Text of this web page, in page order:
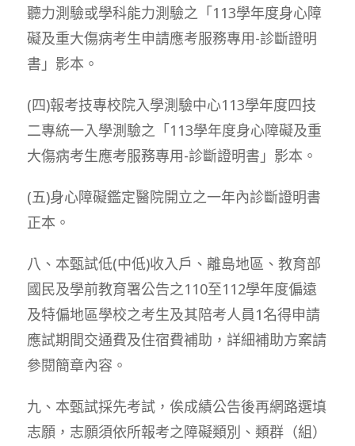
聽力測驗或學科能力測驗之「113學年度身心障
礙及重大傷病考生申請應考服務專用-診斷證明
書」影本。
(四)報考技專校院入學測驗中心113學年度四技
二專統一入學測驗之「113學年度身心障礙及重
大傷病考生應考服務專用-診斷證明書」影本。
(五)身心障礙鑑定醫院開立之一年內診斷證明書
正本。
八、本甄試低(中低)收入戶、離島地區、教育部
國民及學前教育署公告之110至112學年度偏遠
及特偏地區學校之考生及其陪考人員1名得申請
應試期間交通費及住宿費補助，詳細補助方案請
參閱簡章內容。
九、本甄試採先考試，俟成績公告後再網路選填
志願，志願須依所報考之障礙類別、類群（組）